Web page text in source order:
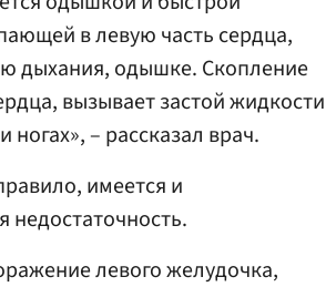
в левую часть сердца,
дыхания, одышке. Скопление
вызывает застой жидкости
ногах», – рассказал врач.
имеется и
левого желудочка,